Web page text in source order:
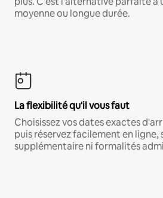
moyenne ou longue durée.
La flexibilité qu'il vous faut
Choisissez vos dates exactes
puis réservez facilement en ligne,
supplémentaire ni formalités